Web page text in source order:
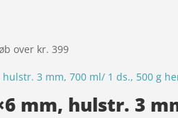
over kr. 399
3 mm, 700 ml/ 1 ds., 500 g
mm, hulstr. 3